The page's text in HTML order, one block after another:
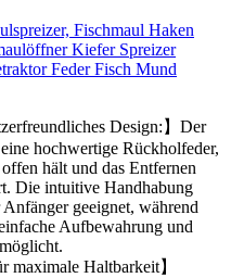
Fischmaul Haken
Kiefer Spreizer
Feder Fisch Mund
Design:】Der
hochwertige Rückholfeder,
hält und das Entfernen
Die intuitive Handhabung
geeignet, während
Aufbewahrung und
maximale Haltbarkeit】